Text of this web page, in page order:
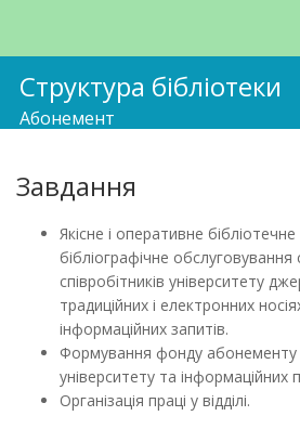
Структура бібліотеки
Абонемент
Завдання
Якісне і оперативне
бібліографічне обслуговування
співробітників університету
традиційних і електронних
інформаційних запитів.
Формування фонду абонементу
університету та інформаційних
Організація праці у відділі.